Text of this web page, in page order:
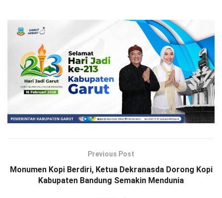
Previous Post
Monumen Kopi Berdiri, Ketua Dekranasda Dorong Kopi
Kabupaten Bandung Semakin Mendunia